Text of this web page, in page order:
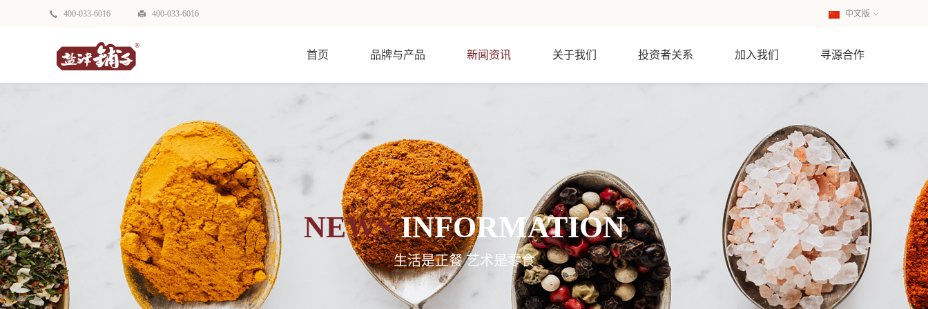
400-033-6016 400-033-6016 中文版
首页 品牌与产品 新闻资讯 关于我们 投资者关系 加入我们 寻源合作
NEWSINFORMATION
生活是正餐 艺术是零食